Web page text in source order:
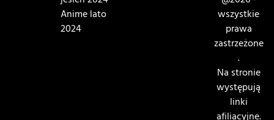
Anime lato
2024
wszystkie
prawa
zastrzeżone
.
Na stronie
występują
linki